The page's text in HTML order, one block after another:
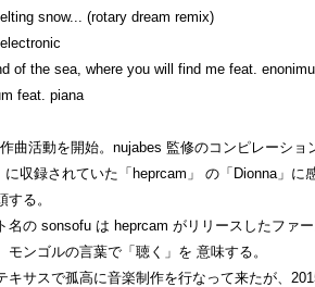
snow... (rotary dream remix)
of the sea, where you will find me feat.
feat. piana
曲活動を開始。nujabes 監修のコンピレーショ
収録されていた「heprcam」 の「Dionna」に
する。
名の sonsofu は heprcam がリリースしたファ
モンゴルの言葉で「聴く」を 意味する。
キサスで孤高に音楽制作を行なって来たが、